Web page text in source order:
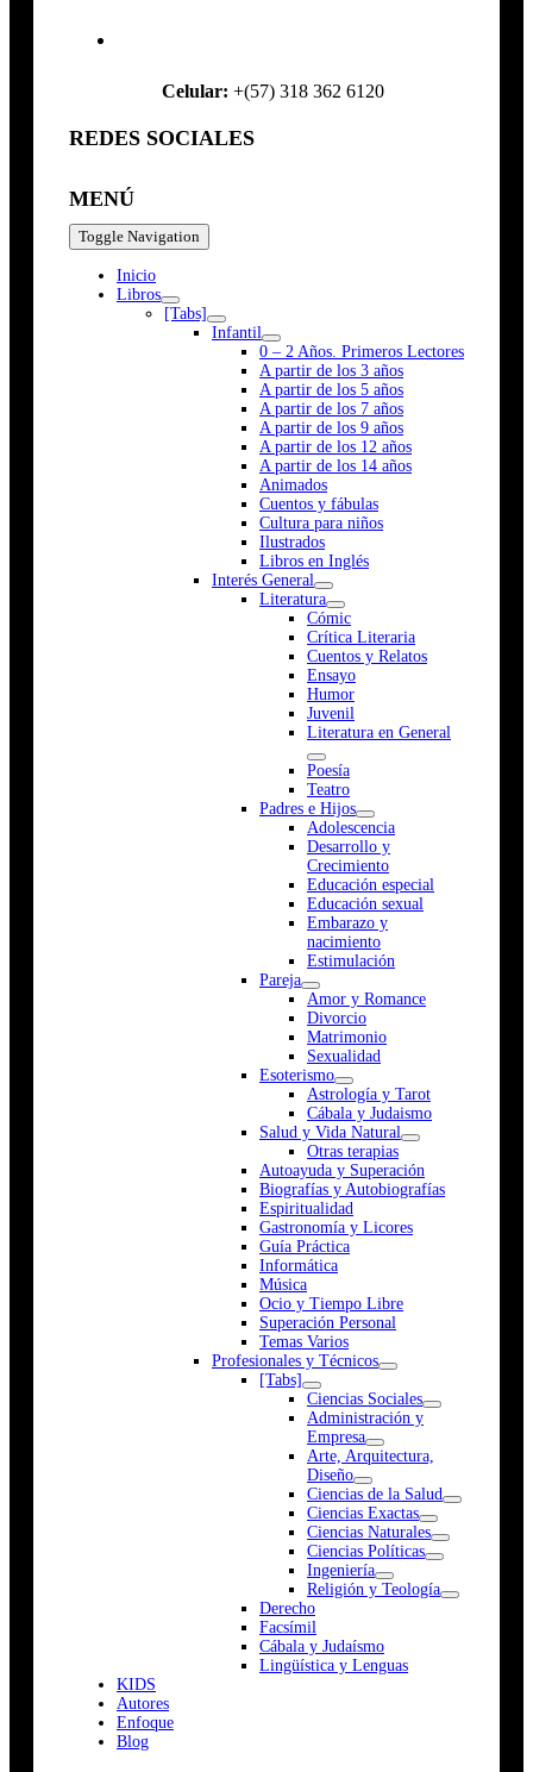
Celular: +(57) 318 362 6120
REDES SOCIALES
MENÚ
Toggle Navigation
Inicio
Libros
[Tabs]
Infantil
0 – 2 Años. Primeros Lectores
A partir de los 3 años
A partir de los 5 años
A partir de los 7 años
A partir de los 9 años
A partir de los 12 años
A partir de los 14 años
Animados
Cuentos y fábulas
Cultura para niños
Ilustrados
Libros en Inglés
Interés General
Literatura
Cómic
Crítica Literaria
Cuentos y Relatos
Ensayo
Humor
Juvenil
Literatura en General
Poesía
Teatro
Padres e Hijos
Adolescencia
Desarrollo y
Crecimiento
Educación especial
Educación sexual
Embarazo y
nacimiento
Estimulación
Pareja
Amor y Romance
Divorcio
Matrimonio
Sexualidad
Esoterismo
Astrología y Tarot
Cábala y Judaismo
Salud y Vida Natural
Otras terapias
Autoayuda y Superación
Biografías y Autobiografías
Espiritualidad
Gastronomía y Licores
Guía Práctica
Informática
Música
Ocio y Tiempo Libre
Superación Personal
Temas Varios
Profesionales y Técnicos
[Tabs]
Ciencias Sociales
Administración y
Empresa
Arte, Arquitectura,
Diseño
Ciencias de la Salud
Ciencias Exactas
Ciencias Naturales
Ciencias Políticas
Ingeniería
Religión y Teología
Derecho
Facsímil
Cábala y Judaísmo
Lingüística y Lenguas
KIDS
Autores
Enfoque
Blog